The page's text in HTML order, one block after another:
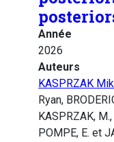
Année
2026
Auteurs
KASPRZAK
Ryan,
KASPRZAK, M.,
POMPE, E. et